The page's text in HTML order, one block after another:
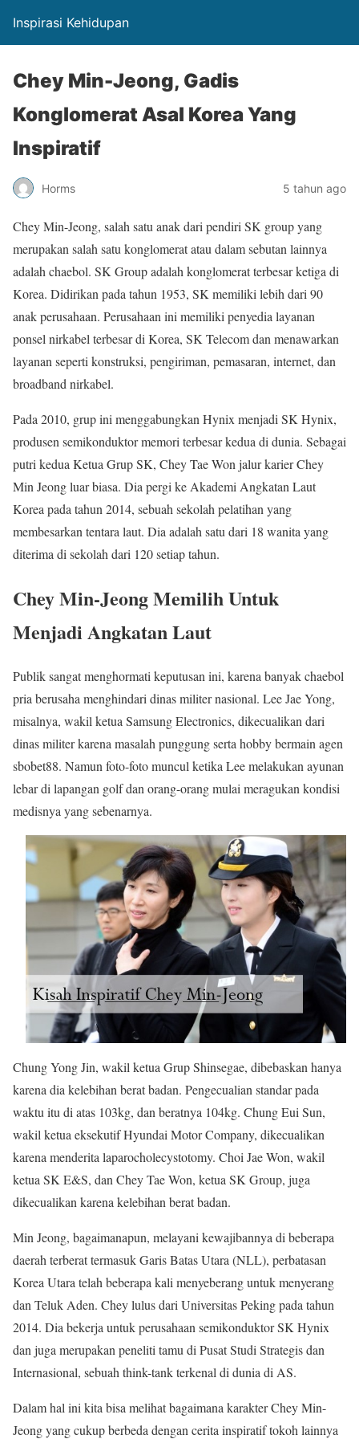
Inspirasi Kehidupan
Chey Min-Jeong, Gadis
Konglomerat Asal Korea Yang
Inspiratif
Horms 5 tahun ago
Chey Min-Jeong, salah satu anak dari pendiri SK group yang
merupakan salah satu konglomerat atau dalam sebutan lainnya
adalah chaebol. SK Group adalah konglomerat terbesar ketiga di
Korea. Didirikan pada tahun 1953, SK memiliki lebih dari 90
anak perusahaan. Perusahaan ini memiliki penyedia layanan
ponsel nirkabel terbesar di Korea, SK Telecom dan menawarkan
layanan seperti konstruksi, pengiriman, pemasaran, internet, dan
broadband nirkabel.
Pada 2010, grup ini menggabungkan Hynix menjadi SK Hynix,
produsen semikonduktor memori terbesar kedua di dunia. Sebagai
putri kedua Ketua Grup SK, Chey Tae Won jalur karier Chey
Min Jeong luar biasa. Dia pergi ke Akademi Angkatan Laut
Korea pada tahun 2014, sebuah sekolah pelatihan yang
membesarkan tentara laut. Dia adalah satu dari 18 wanita yang
diterima di sekolah dari 120 setiap tahun.
Chey Min-Jeong Memilih Untuk
Menjadi Angkatan Laut
Publik sangat menghormati keputusan ini, karena banyak chaebol
pria berusaha menghindari dinas militer nasional. Lee Jae Yong,
misalnya, wakil ketua Samsung Electronics, dikecualikan dari
dinas militer karena masalah punggung serta hobby bermain agen
sbobet88. Namun foto-foto muncul ketika Lee melakukan ayunan
lebar di lapangan golf dan orang-orang mulai meragukan kondisi
medisnya yang sebenarnya.
Chung Yong Jin, wakil ketua Grup Shinsegae, dibebaskan hanya
karena dia kelebihan berat badan. Pengecualian standar pada
waktu itu di atas 103kg, dan beratnya 104kg. Chung Eui Sun,
wakil ketua eksekutif Hyundai Motor Company, dikecualikan
karena menderita laparocholecystotomy. Choi Jae Won, wakil
ketua SK E&S, dan Chey Tae Won, ketua SK Group, juga
dikecualikan karena kelebihan berat badan.
Min Jeong, bagaimanapun, melayani kewajibannya di beberapa
daerah terberat termasuk Garis Batas Utara (NLL), perbatasan
Korea Utara telah beberapa kali menyeberang untuk menyerang
dan Teluk Aden. Chey lulus dari Universitas Peking pada tahun
2014. Dia bekerja untuk perusahaan semikonduktor SK Hynix
dan juga merupakan peneliti tamu di Pusat Studi Strategis dan
Internasional, sebuah think-tank terkenal di dunia di AS.
Dalam hal ini kita bisa melihat bagaimana karakter Chey Min-
Jeong yang cukup berbeda dengan cerita inspiratif tokoh lainnya